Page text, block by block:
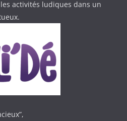
activités ludiques dans un